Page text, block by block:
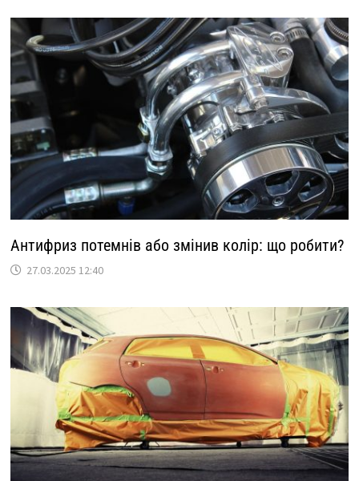
Антифриз потемнів або змінив колір: що робити?
27.03.2025 12:40